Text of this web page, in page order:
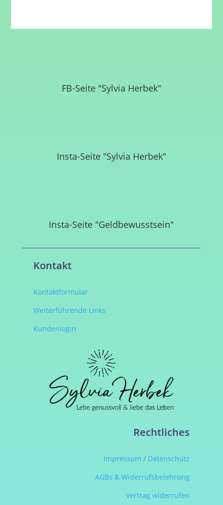
FB-Seite "Sylvia Herbek"
Insta-Seite "Sylvia Herbek"
Insta-Seite "Geldbewusstsein"
Kontakt
Kontaktformular
Weiterführende Links
Kundenlogin
Rechtliches
Impressum / Datenschutz
AGBs & Widerrufsbelehrung
Vertrag widerrufen